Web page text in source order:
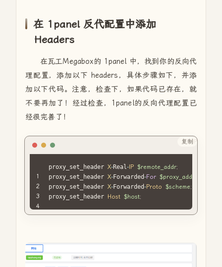
在 1panel 反代配置中添加
Headers
在瓦工Megabox的 1panel 中，找到你的反向代
理配置，添加以下 headers，具体步骤如下，并添
加以下代码。注意，检查下，如果代码已存在，就
不要再加了！经过检查，1panel的反向代理配置已
经很完善了！
proxy_set_header X-Real-IP $remote_addr;
proxy_set_header X-Forwarded-For
proxy_set_header X-Forwarded-Proto $scheme;
proxy_set_header Host $host;
复制PHP